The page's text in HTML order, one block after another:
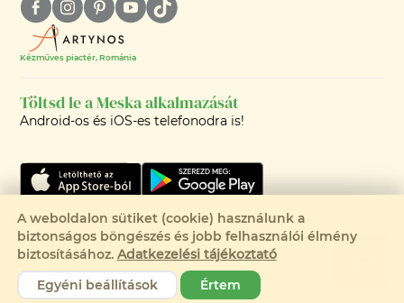
Csak 1 elérhető
4 900 Ft
Kézműves piactér, Románia
Töltsd le a Meska alkalmazását
Android-os és iOS-es telefonodra is!
©2008-2026 - MESKA.HU -
MINDEN JOG FENNTARTVA!
A weboldalon sütiket (cookie) használunk a
biztonságos böngészés és jobb felhasználói élmény
biztosításához. Adatkezelési tájékoztató
Egyéni beállítások
Értem